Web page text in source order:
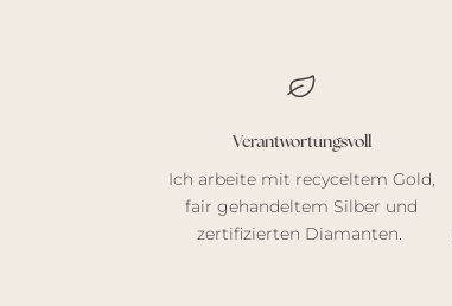
Verantwortungsvoll
Ich arbeite mit recyceltem Gold,
fair gehandeltem Silber und
zertifizierten Diamanten.